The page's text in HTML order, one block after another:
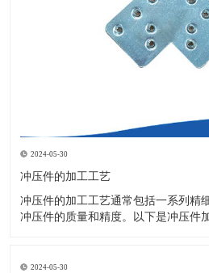
2024-05-30
冲压件的加工工艺
冲压件的加工工艺通常包括一系列精
冲压件的质量和精度。以下是冲压件加工的
开料与落料：在图纸上标注尺寸后，
2024-05-30